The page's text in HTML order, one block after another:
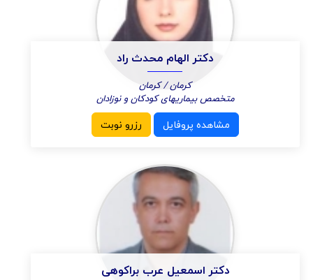
دکتر الهام محدث راد
کرمان / کرمان
متخصص بیماریهای کودکان و نوزادان
مشاهده پروفایل رزرو نوبت
دکتر اسمعیل عرب براکوهی